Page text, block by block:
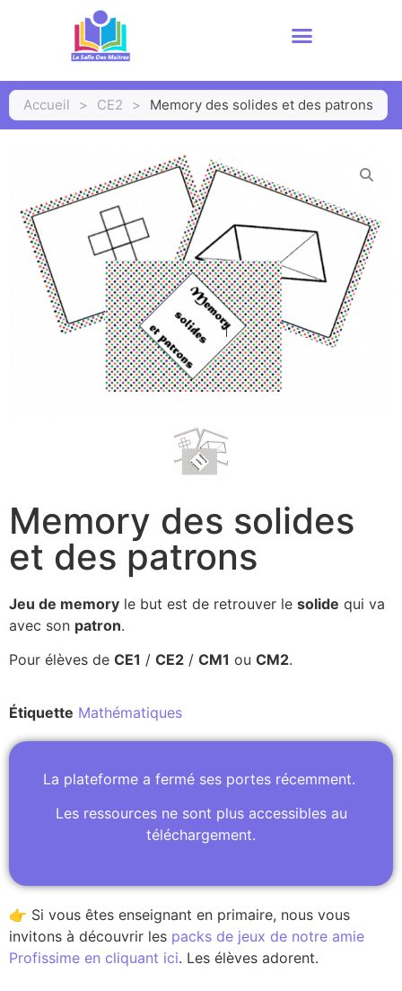
Accueil > CE2 > Memory des solides et des patrons
Memory des solides
et des patrons
Jeu de memory le but est de retrouver le solide qui va
avec son patron.
Pour élèves de CE1 / CE2 / CM1 ou CM2.
Étiquette Mathématiques
La plateforme a fermé ses portes récemment.
Les ressources ne sont plus accessibles au
téléchargement.
👉 Si vous êtes enseignant en primaire, nous vous
invitons à découvrir les packs de jeux de notre amie
Profissime en cliquant ici. Les élèves adorent.